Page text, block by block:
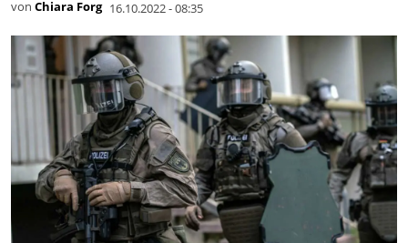
von Chiara Forg 16.10.2022 - 08:35